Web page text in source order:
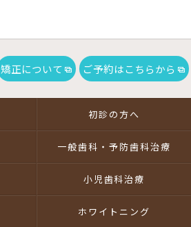
矯正について ご予約はこちらから
初診の方へ
一般歯科・予防歯科治療
小児歯科治療
ホワイトニング